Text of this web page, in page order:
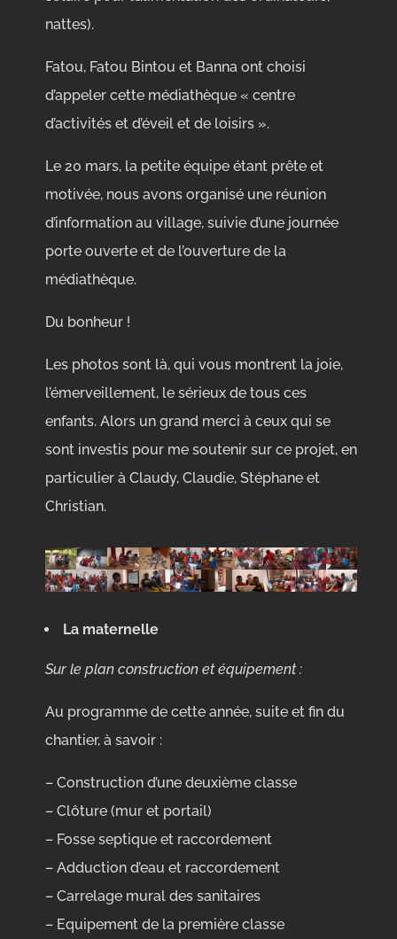
nattes).
Fatou, Fatou Bintou et Banna ont choisi
d’appeler cette médiathèque « centre
d’activités et d’éveil et de loisirs ».
Le 20 mars, la petite équipe étant prête et
motivée, nous avons organisé une réunion
d’information au village, suivie d’une journée
porte ouverte et de l’ouverture de la
médiathèque.
Du bonheur !
Les photos sont là, qui vous montrent la joie,
l’émerveillement, le sérieux de tous ces
enfants. Alors un grand merci à ceux qui se
sont investis pour me soutenir sur ce projet, en
particulier à Claudy, Claudie, Stéphane et
Christian.
La maternelle
Sur le plan construction et équipement :
Au programme de cette année, suite et fin du
chantier, à savoir :
– Construction d’une deuxième classe
– Clôture (mur et portail)
– Fosse septique et raccordement
– Adduction d’eau et raccordement
– Carrelage mural des sanitaires
– Equipement de la première classe